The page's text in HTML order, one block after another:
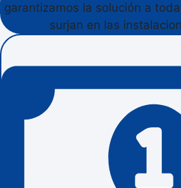
garantizamos la solución a
surjan en las